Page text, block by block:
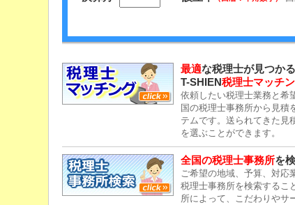
最適な税理士が見つかる
T-SHIEN税理士マッチ
依頼したい税理士業務と希
国の税理士事務所から見積
テムです。送られてきた見
を選ぶことができます。
全国の税理士事務所を
ご希望の地域、予算、対応
税理士事務所を検索するこ
所によって、こだわりやサ